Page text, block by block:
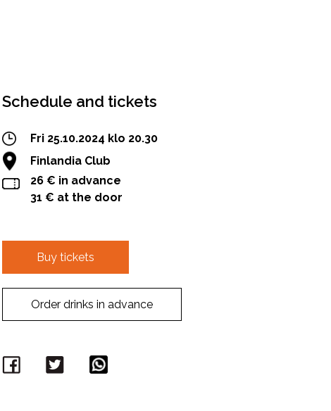
Schedule and tickets
Fri 25.10.2024 klo 20.30
Finlandia Club
26 € in advance
31 € at the door
Buy tickets
Order drinks in advance
Facebook
Twitter